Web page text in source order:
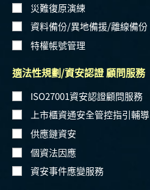
災難復原演練
資料備份/異地備援/離線備份
特權帳號管理
適法性規劃/資安認證 顧問服務
ISO27001資安認證顧問服務
上市櫃資通安全管控指引輔導
供應鏈資安
個資法因應
資安事件應變服務